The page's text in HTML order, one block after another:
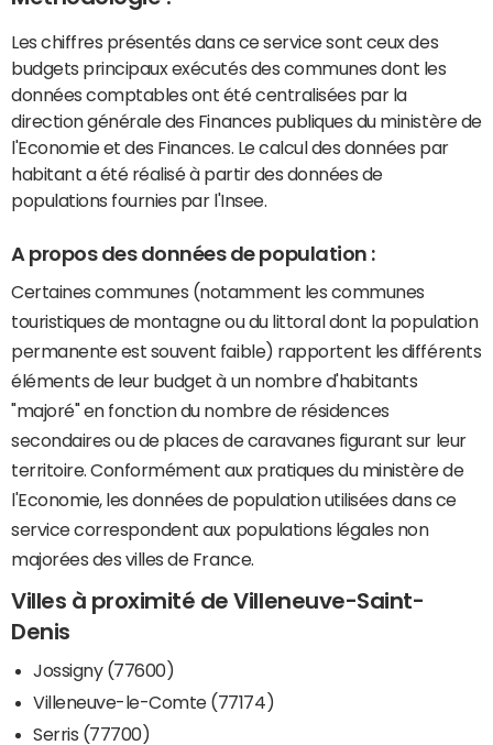
Les chiffres présentés dans ce service sont ceux des
budgets principaux exécutés des communes dont les
données comptables ont été centralisées par la
direction générale des Finances publiques du ministère de
l'Economie et des Finances. Le calcul des données par
habitant a été réalisé à partir des données de
populations fournies par l'Insee.
A propos des données de population :
Certaines communes (notamment les communes
touristiques de montagne ou du littoral dont la population
permanente est souvent faible) rapportent les différents
éléments de leur budget à un nombre d'habitants
"majoré" en fonction du nombre de résidences
secondaires ou de places de caravanes figurant sur leur
territoire. Conformément aux pratiques du ministère de
l'Economie, les données de population utilisées dans ce
service correspondent aux populations légales non
majorées des villes de France.
Villes à proximité de Villeneuve-Saint-
Denis
Jossigny (77600)
Villeneuve-le-Comte (77174)
Serris (77700)